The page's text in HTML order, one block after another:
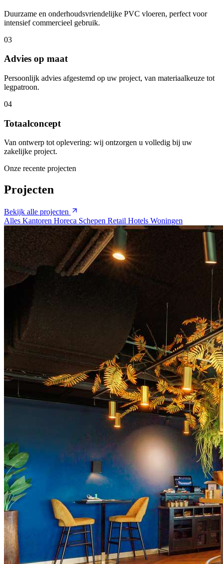
Duurzame en onderhoudsvriendelijke PVC vloeren, perfect voor
intensief commercieel gebruik.
03
Advies op maat
Persoonlijk advies afgestemd op uw project, van materiaalkeuze tot
legpatroon.
04
Totaalconcept
Van ontwerp tot oplevering: wij ontzorgen u volledig bij uw
zakelijke project.
Onze recente projecten
Projecten
Bekijk alle projecten
Alles Kantoren Horeca Schepen Retail Hotels Woningen